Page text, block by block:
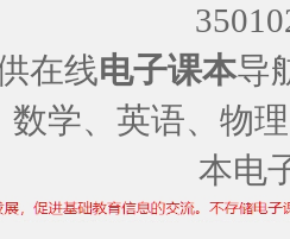
在线电子课本导
数学、英语、物
本电